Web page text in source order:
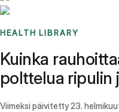
HEALTH LIBRARY
Kuinka
polttelua ripulin
Viimeksi päivitetty23.